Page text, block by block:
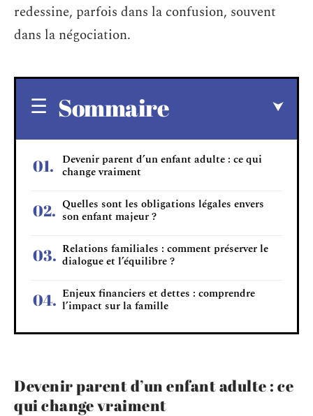
redessine, parfois dans la confusion, souvent
dans la négociation.
Sommaire
Devenir parent d’un enfant adulte : ce qui
change vraiment
Quelles sont les obligations légales envers
son enfant majeur ?
Relations familiales : comment préserver le
dialogue et l’équilibre ?
Enjeux financiers et dettes : comprendre
l’impact sur la famille
Devenir parent d’un enfant adulte : ce
qui change vraiment